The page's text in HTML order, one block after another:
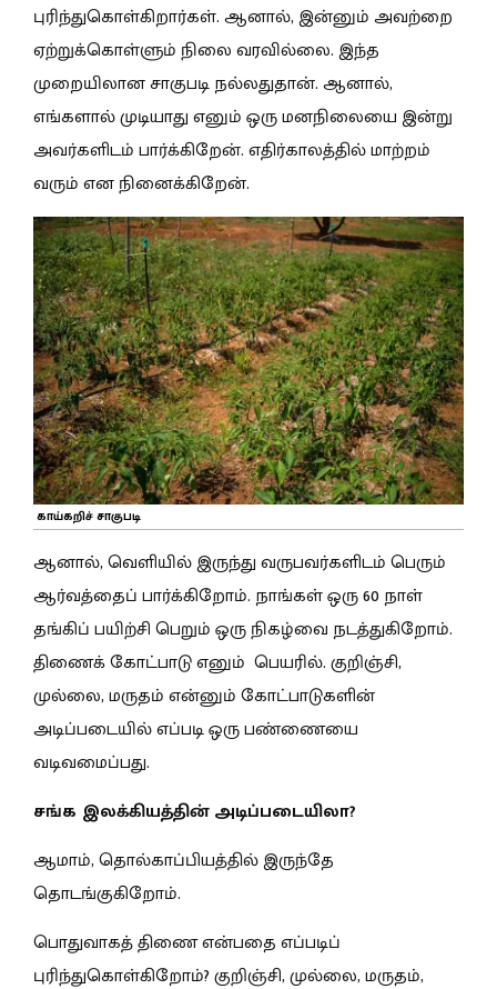
புரிந்துகொள்கிறார்கள். ஆனால், இன்னும் அவற்றை
ஏற்றுக்கொள்ளும் நிலை வரவில்லை. இந்த
முறையிலான சாகுபடி நல்லதுதான். ஆனால்,
எங்களால் முடியாது எனும் ஒரு மனநிலையை இன்று
அவர்களிடம் பார்க்கிறேன். எதிர்காலத்தில் மாற்றம்
வரும் என நினைக்கிறேன்.
காய்கறிச் சாகுபடி
ஆனால், வெளியில் இருந்து வருபவர்களிடம் பெரும்
ஆர்வத்தைப் பார்க்கிறோம். நாங்கள் ஒரு 60 நாள்
தங்கிப் பயிற்சி பெறும் ஒரு நிகழ்வை நடத்துகிறோம்.
திணைக் கோட்பாடு எனும் பெயரில். குறிஞ்சி,
முல்லை, மருதம் என்னும் கோட்பாடுகளின்
அடிப்படையில் எப்படி ஒரு பண்ணையை
வடிவமைப்பது.
சங்க இலக்கியத்தின் அடிப்படையிலா?
ஆமாம், தொல்காப்பியத்தில் இருந்தே
தொடங்குகிறோம்.
பொதுவாகத் திணை என்பதை எப்படிப்
புரிந்துகொள்கிறோம்? குறிஞ்சி, முல்லை, மருதம்,